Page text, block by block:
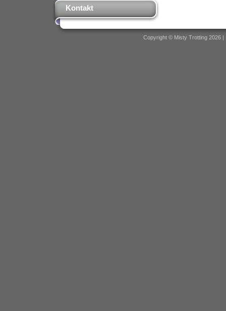
Kontakt
Copyright © Misty Trotting 2026